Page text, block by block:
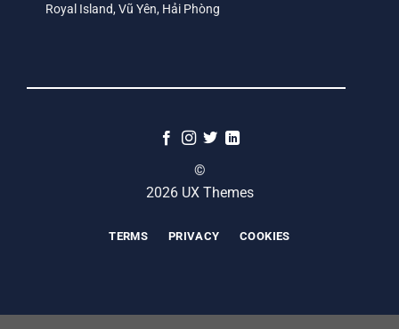
Royal Island, Vũ Yên, Hải Phòng
©
2026 UX Themes
TERMS PRIVACY COOKIES